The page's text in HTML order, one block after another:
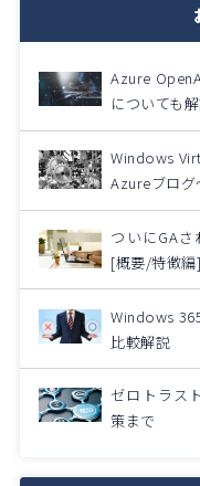
Azure
についても
Windows
Azureブログ
ついにGAさ
[概要/特徴編]
Windows
比較解説
ゼロトラス
策まで